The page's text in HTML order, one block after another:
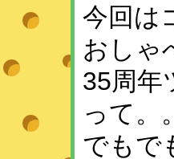
今回は
おしゃ
35周年
って。
でもで